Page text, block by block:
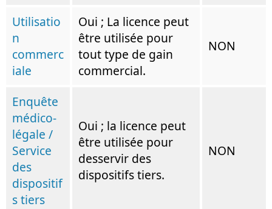
Utilisatio
n
commerc
iale
Oui ; La licence peut
être utilisée pour
tout type de gain
commercial.
NON
Enquête
médico-
légale /
Service
des
dispositif
s tiers
Oui ; la licence peut
être utilisée pour
desservir des
dispositifs tiers.
NON